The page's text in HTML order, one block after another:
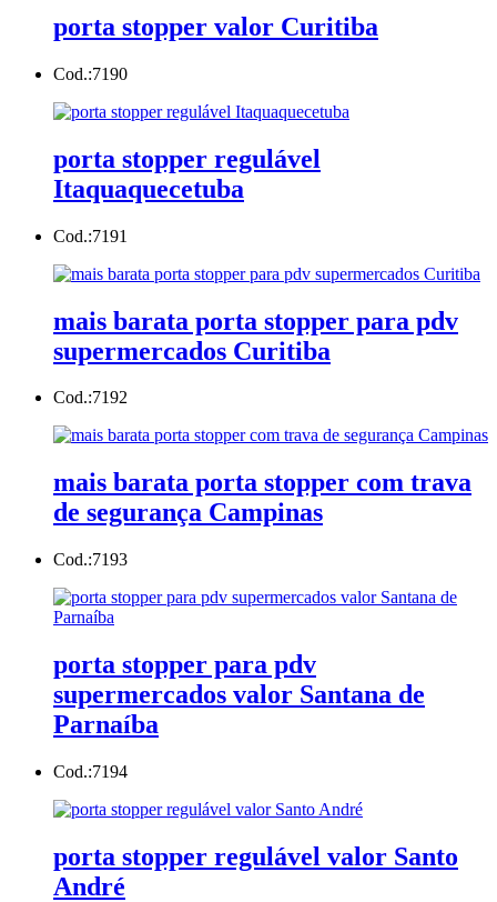
porta stopper valor Curitiba
Cod.:7190
porta stopper regulável
Itaquaquecetuba
Cod.:7191
mais barata porta stopper para pdv
supermercados Curitiba
Cod.:7192
mais barata porta stopper com trava
de segurança Campinas
Cod.:7193
porta stopper para pdv
supermercados valor Santana de
Parnaíba
Cod.:7194
porta stopper regulável valor Santo
André